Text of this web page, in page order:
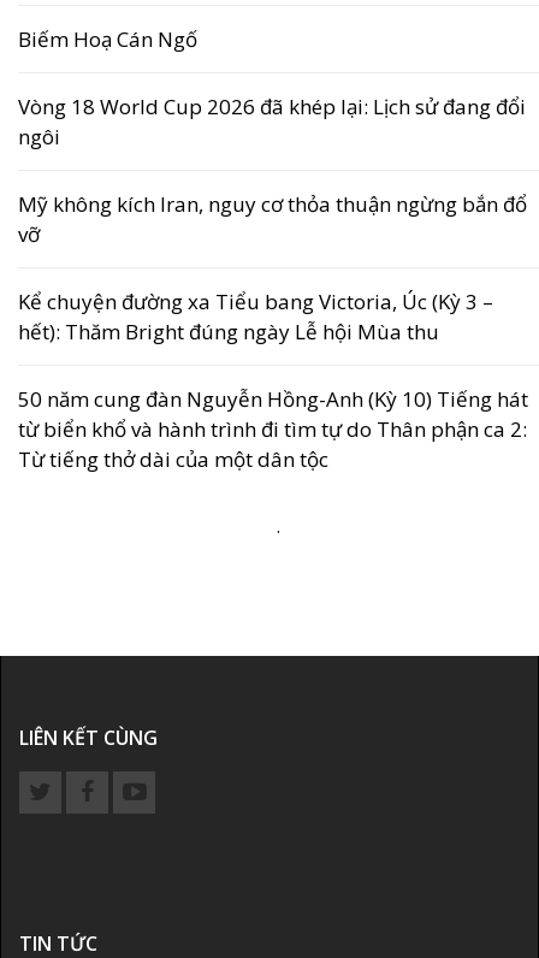
Biếm Hoạ Cán Ngố
Vòng 18 World Cup 2026 đã khép lại: Lịch sử đang đổi
ngôi
Mỹ không kích Iran, nguy cơ thỏa thuận ngừng bắn đổ
vỡ
Kể chuyện đường xa Tiểu bang Victoria, Úc (Kỳ 3 –
hết): Thăm Bright đúng ngày Lễ hội Mùa thu
50 năm cung đàn Nguyễn Hồng-Anh (Kỳ 10) Tiếng hát
từ biển khổ và hành trình đi tìm tự do Thân phận ca 2:
Từ tiếng thở dài của một dân tộc
.
LIÊN KẾT CÙNG
TIN TỨC